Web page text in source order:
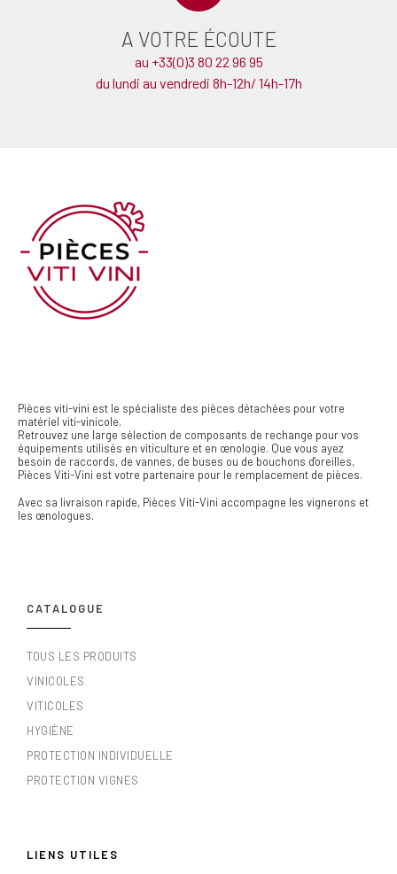
A VOTRE ÉCOUTE
au +33(0)3 80 22 96 95
du lundi au vendredi 8h-12h/ 14h-17h
Pièces viti-vini est le spécialiste des pièces détachées pour votre
matériel viti-vinicole.
Retrouvez une large sélection de composants de rechange pour vos
équipements utilisés en viticulture et en œnologie. Que vous ayez
besoin de raccords, de vannes, de buses ou de bouchons d'oreilles,
Pièces Viti-Vini est votre partenaire pour le remplacement de pièces.
Avec sa livraison rapide, Pièces Viti-Vini accompagne les vignerons et
les œnologues.
CATALOGUE
TOUS LES PRODUITS
VINICOLES
VITICOLES
HYGIÈNE
PROTECTION INDIVIDUELLE
PROTECTION VIGNES
LIENS UTILES